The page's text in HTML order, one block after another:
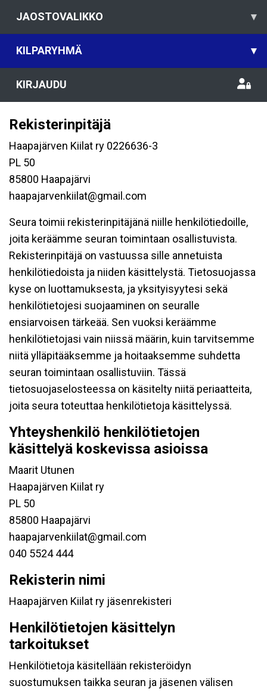
JAOSTOVALIKKO ▾
KILPARYHMÄ ▾
KIRJAUDU
Rekisterinpitäjä
Haapajärven Kiilat ry 0226636-3
PL 50
85800 Haapajärvi
haapajarvenkiilat@gmail.com
Seura toimii rekisterinpitäjänä niille henkilötiedoille,
joita keräämme seuran toimintaan osallistuvista.
Rekisterinpitäjä on vastuussa sille annetuista
henkilötiedoista ja niiden käsittelystä. Tietosuojassa
kyse on luottamuksesta, ja yksityisyytesi sekä
henkilötietojesi suojaaminen on seuralle
ensiarvoisen tärkeää. Sen vuoksi keräämme
henkilötietojasi vain niissä määrin, kuin tarvitsemme
niitä ylläpitääksemme ja hoitaaksemme suhdetta
seuran toimintaan osallistuviin. Tässä
tietosuojaselosteessa on käsitelty niitä periaatteita,
joita seura toteuttaa henkilötietoja käsittelyssä.
Yhteyshenkilö henkilötietojen
käsittelyä koskevissa asioissa
Maarit Utunen
Haapajärven Kiilat ry
PL 50
85800 Haapajärvi
haapajarvenkiilat@gmail.com
040 5524 444
Rekisterin nimi
Haapajärven Kiilat ry jäsenrekisteri
Henkilötietojen käsittelyn
tarkoitukset
Henkilötietoja käsitellään rekisteröidyn
suostumuksen taikka seuran ja jäsenen välisen